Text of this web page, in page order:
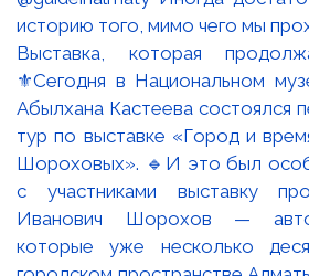
Выставка, которая
⚜️Сегодня в Национальном
Абылхана Кастеева состоялся
тур по выставке «Город и
Шороховых». 🔹И это был
с участниками выставку
Иванович Шорохов —
которые уже несколько